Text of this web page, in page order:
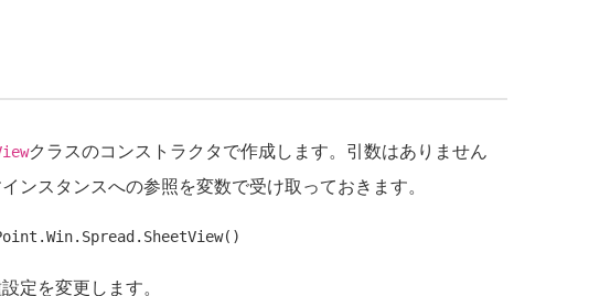
クラスのコンストラクタで作成します。引数はありません
ンスタンスへの参照を変数で受け取っておきます。
定を変更します。